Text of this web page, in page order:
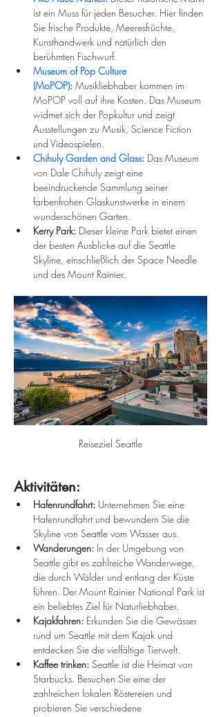
ist ein Muss für jeden Besucher. Hier finden
Sie frische Produkte, Meeresfrüchte,
Kunsthandwerk und natürlich den
berühmten Fischwurf.
Museum of Pop Culture
(MoPOP): Musikliebhaber kommen im
MoPOP voll auf ihre Kosten. Das Museum
widmet sich der Popkultur und zeigt
Ausstellungen zu Musik, Science Fiction
und Videospielen.
Chihuly Garden and Glass: Das Museum
von Dale Chihuly zeigt eine
beeindruckende Sammlung seiner
farbenfrohen Glaskunstwerke in einem
wunderschönen Garten.
Kerry Park: Dieser kleine Park bietet einen
der besten Ausblicke auf die Seattle
Skyline, einschließlich der Space Needle
und des Mount Rainier.
Reiseziel Seattle
Aktivitäten:
Hafenrundfahrt: Unternehmen Sie eine
Hafenrundfahrt und bewundern Sie die
Skyline von Seattle vom Wasser aus.
Wanderungen: In der Umgebung von
Seattle gibt es zahlreiche Wanderwege,
die durch Wälder und entlang der Küste
führen. Der Mount Rainier National Park ist
ein beliebtes Ziel für Naturliebhaber.
Kajakfahren: Erkunden Sie die Gewässer
rund um Seattle mit dem Kajak und
entdecken Sie die vielfältige Tierwelt.
Kaffee trinken: Seattle ist die Heimat von
Starbucks. Besuchen Sie eine der
zahlreichen lokalen Röstereien und
probieren Sie verschiedene